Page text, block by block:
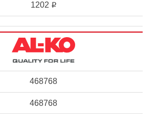
1202 i
468768
468768